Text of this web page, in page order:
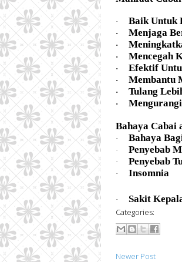
· Baik Untuk
· Menjaga
·
· Mencegah
· Efektif
· Membantu
· Tulang
·
Bahaya Cabai
· Bahaya
· Penyebab
· Penyebab
· Insomnia
· Sakit
Categories:
Newer Post